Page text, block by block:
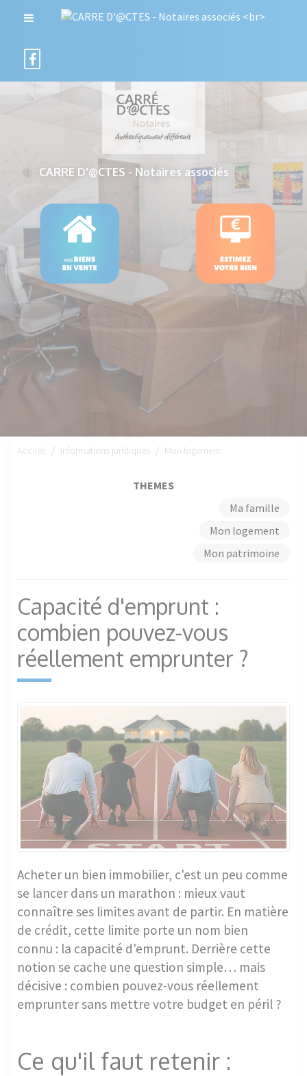
CARRE D'@CTES - Notaires associés
Accueil Informations juridiques Mon logement
THEMES
Ma famille
Mon logement
Mon patrimoine
Capacité d'emprunt :
combien pouvez-vous
réellement emprunter ?
Acheter un bien immobilier, c'est un peu comme
se lancer dans un marathon : mieux vaut
connaître ses limites avant de partir. En matière
de crédit, cette limite porte un nom bien
connu : la capacité d'emprunt. Derrière cette
notion se cache une question simple… mais
décisive : combien pouvez-vous réellement
emprunter sans mettre votre budget en péril ?
Ce qu'il faut retenir :